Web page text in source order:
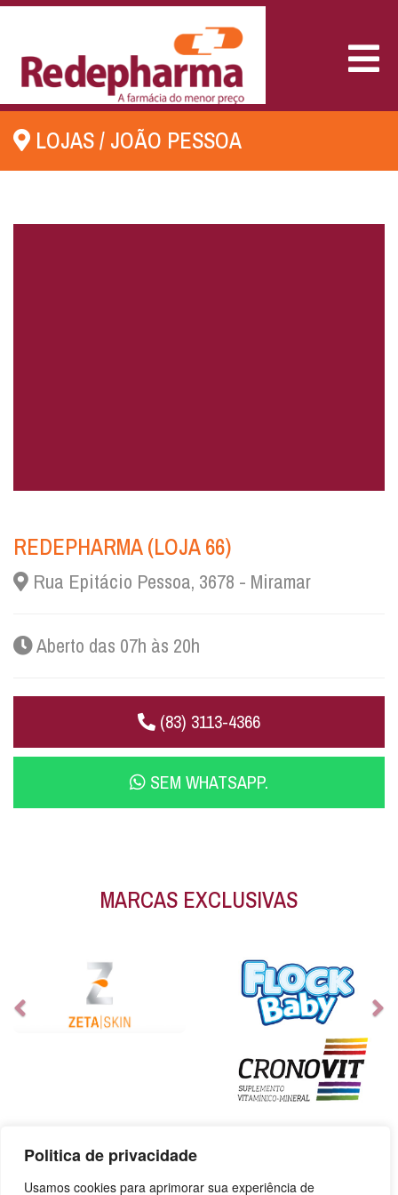
Politica de privacidade
Usamos cookies para aprimorar sua experiência de
LOJAS/ JOÃO PESSOA
REDEPHARMA (LOJA 66)
Rua Epitácio Pessoa, 3678 - Miramar
Aberto das 07h às 20h
(83) 3113-4366
SEM WHATSAPP.
MARCAS EXCLUSIVAS